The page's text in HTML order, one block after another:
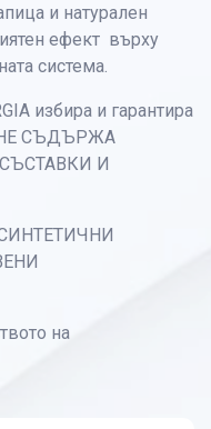
и натурален
ефект върху
система.
избира и гарантира
СЪДЪРЖА
И
на